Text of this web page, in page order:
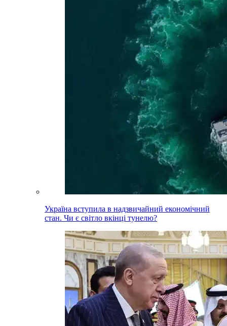
Україна вступила в надзвичайний економічний
стан. Чи є світло вкінці тунелю?